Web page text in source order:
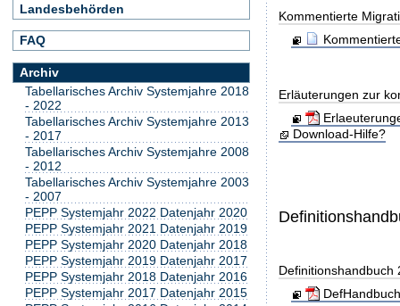
Kommentierte
Erläuterungen zur
Download-Hilfe?
Definitionshandbuch
Landesbehörden
FAQ
Archiv
Tabellarisches Archiv Systemjahre 2018
- 2022
Tabellarisches Archiv Systemjahre 2013
- 2017
Tabellarisches Archiv Systemjahre 2008
- 2012
Tabellarisches Archiv Systemjahre 2003
- 2007
PEPP Systemjahr 2022 Datenjahr 2020
PEPP Systemjahr 2021 Datenjahr 2019
PEPP Systemjahr 2020 Datenjahr 2018
PEPP Systemjahr 2019 Datenjahr 2017
PEPP Systemjahr 2018 Datenjahr 2016
PEPP Systemjahr 2017 Datenjahr 2015